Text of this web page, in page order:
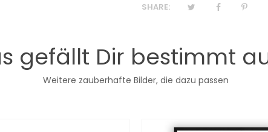
SHARE:
gefällt Dir bestimmt
Weitere zauberhafte Bilder, die dazu passen